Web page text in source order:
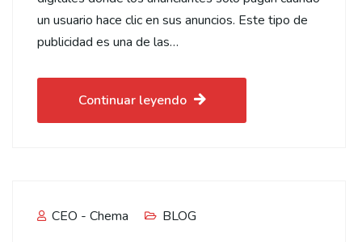
un usuario hace clic en sus anuncios. Este tipo de
publicidad es una de las…
Continuar leyendo
CEO - Chema BLOG